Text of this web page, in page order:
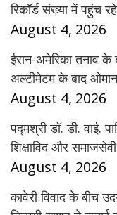
रिकॉर्ड संख्या में पहुंच
August 4, 2026
ईरान-अमेरिका तनाव
अल्टीमेटम के बाद
August 4, 2026
पद्मश्री डॉ. डी. वाई.
शिक्षाविद और समाजसेवी
August 4, 2026
कावेरी विवाद के बीच